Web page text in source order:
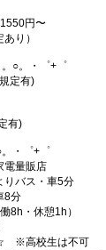
円〜
り）
。○。・゜+゜
定有)
有)
。・゜+゜
電量販店
りバス・車5分
8分
8h・休憩1h）
※高校生は不可